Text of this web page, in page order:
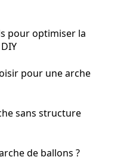
pour optimiser la
pour une arche
sans structure
de ballons ?